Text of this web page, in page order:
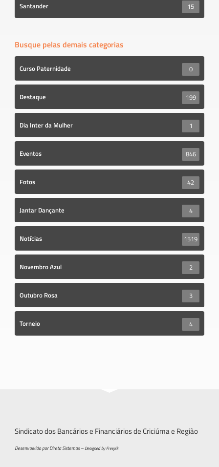
Santander 15
Busque pelas demais categorias
Curso Paternidade 0
Destaque 199
Dia Inter da Mulher 1
Eventos 846
Fotos 42
Jantar Dançante 4
Notícias 1519
Novembro Azul 2
Outubro Rosa 3
Torneio 4
Sindicato dos Bancários e Financiários de Criciúma e Região
Desenvolvido por Direta Sistemas –Designed by Freepik